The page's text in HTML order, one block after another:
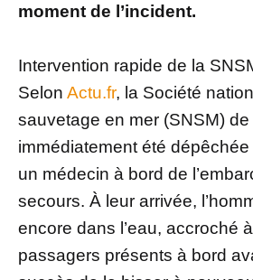
moment de l’incident.
Intervention rapide de la
Selon Actu.fr, la Société
sauvetage en mer (SNSM) de
immédiatement été
un médecin à bord de
secours. À leur arrivée,
encore dans l’eau, accroché
passagers présents à bord